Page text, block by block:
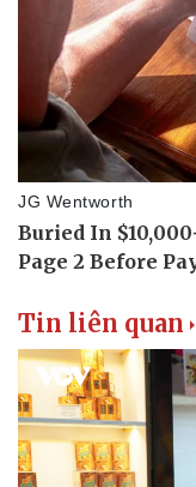
Văn hóa
Sân khấu - Điện ảnh
Văn học
Âm nhạc
Di sản
Tin liên quan